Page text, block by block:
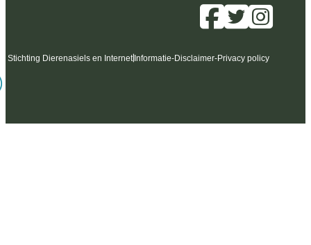
Stichting Dierenasiels en Internet Informatie-Disclaimer-Privacy policy